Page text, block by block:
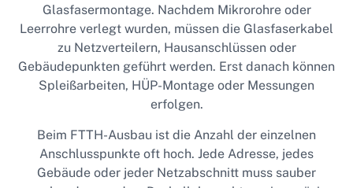
Glasfasermontage. Nachdem Mikrorohre oder
Leerrohre verlegt wurden, müssen die Glasfaserkabel
zu Netzverteilern, Hausanschlüssen oder
Gebäudepunkten geführt werden. Erst danach können
Spleißarbeiten, HÜP-Montage oder Messungen
erfolgen.
Beim FTTH-Ausbau ist die Anzahl der einzelnen
Anschlusspunkte oft hoch. Jede Adresse, jedes
Gebäude oder jeder Netzabschnitt muss sauber